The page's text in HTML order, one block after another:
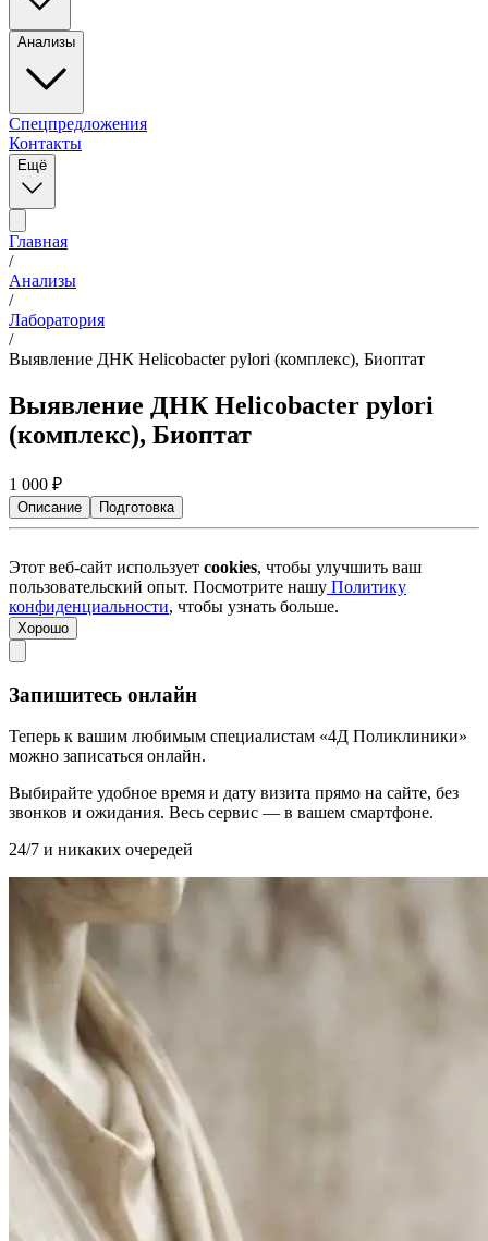
Анализы
Спецпредложения
Контакты
Ещё
Главная
/
Анализы
/
Лаборатория
/
Выявление ДНК Helicobacter pylori (комплекс), Биоптат
Выявление ДНК Helicobacter pylori
(комплекс), Биоптат
1 000 ₽
Описание Подготовка
Этот веб-сайт использует cookies, чтобы улучшить ваш
пользовательский опыт. Посмотрите нашу Политику
конфиденциальности, чтобы узнать больше.
Хорошо
Запишитесь онлайн
Теперь к вашим любимым специалистам «4Д Поликлиники»
можно записаться онлайн.
Выбирайте удобное время и дату визита прямо на сайте, без
звонков и ожидания. Весь сервис — в вашем смартфоне.
24/7 и никаких очередей